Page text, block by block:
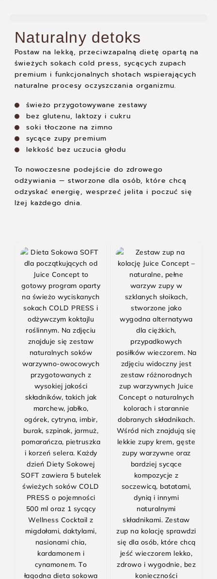
Naturalny detoks
Postaw na lekką, przeciwzapalną dietę opartą na
świeżych sokach cold press, sycących zupach
premium i funkcjonalnych shotach wspierających
naturalne procesy oczyszczania organizmu.
świeżo przygotowywane zestawy
bez glutenu, laktozy i cukru
soki tłoczone na zimno
sycące zupy premium
lekkość bez uczucia głodu
To nowoczesne podejście do zdrowego
odżywiania — stworzone dla osób, które chcą
odzyskać energię, wesprzeć jelita i poczuć się
lżej każdego dnia.